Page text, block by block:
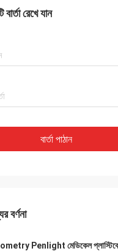
তারা আমাদের
উত্তর সরবরাহ
বার্তা রেখে যান
বার্তা পাঠান
বর্ণনা
Penlight মেডিকেল প্লাস্টিকের